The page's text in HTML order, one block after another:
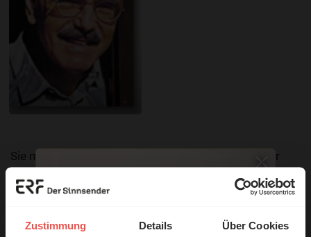
Zustimmung Details Über Cookies
Sie möchten noch tiefer in die Bibel eintauchen? Wir